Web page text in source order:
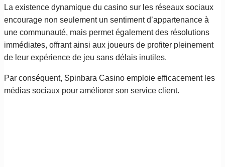
La existence dynamique du casino sur les réseaux sociaux
encourage non seulement un sentiment d’appartenance à
une communauté, mais permet également des résolutions
immédiates, offrant ainsi aux joueurs de profiter pleinement
de leur expérience de jeu sans délais inutiles.
Par conséquent, Spinbara Casino emploie efficacement les
médias sociaux pour améliorer son service client.